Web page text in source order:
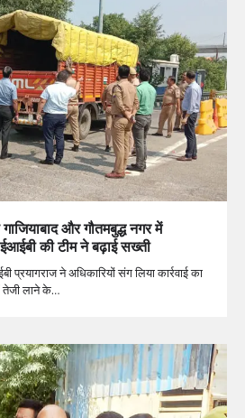
और गौतमबुद्ध नगर में
की टीम ने बढ़ाई सख्ती
ने अधिकारियों संग लिया कार्रवाई का
तेजी लाने के…